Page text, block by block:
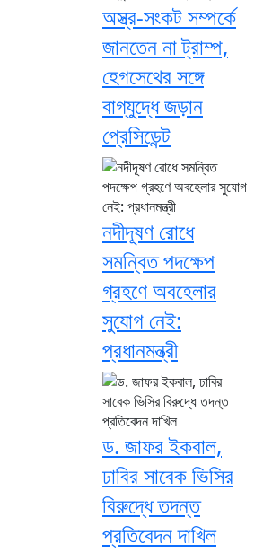
অস্ত্র-সংকট সম্পর্কে
জানতেন না ট্রাম্প,
হেগসেথের সঙ্গে
বাগ্‌যুদ্ধে জড়ান
প্রেসিডেন্ট
নদীদূষণ রোধে
সমন্বিত পদক্ষেপ
গ্রহণে অবহেলার
সুযোগ নেই:
প্রধানমন্ত্রী
ড. জাফর ইকবাল,
ঢাবির সাবেক ভিসির
বিরুদ্ধে তদন্ত
প্রতিবেদন দাখিল